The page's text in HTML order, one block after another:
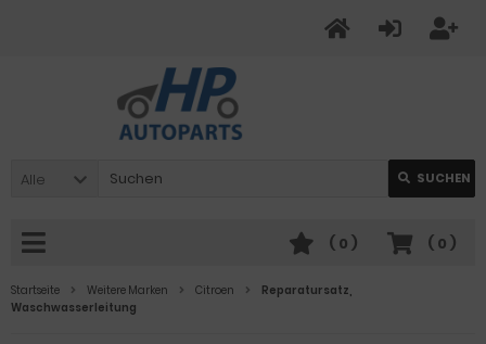
Alle SUCHEN
( 0 )
( 0 )
Startseite Weitere Marken Citroen
Reparatursatz,
Waschwasserleitung